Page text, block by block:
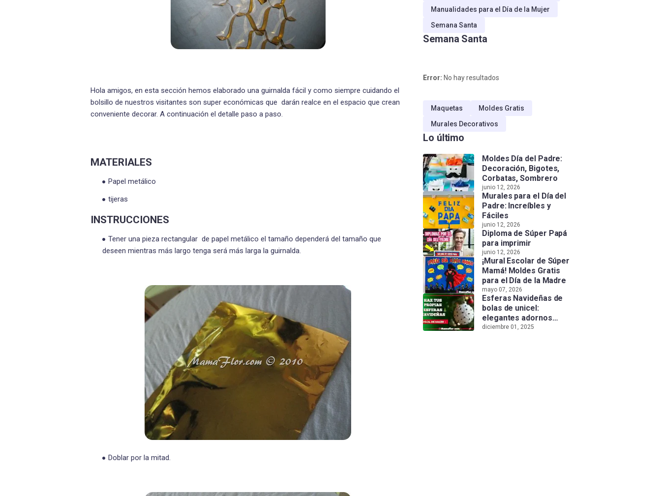
Hola amigos, en esta sección hemos elaborado una guirnalda fácil y como siempre cuidando el
bolsillo de nuestros visitantes son super económicas que darán realce en el espacio que crean
conveniente decorar. A continuación el detalle paso a paso.
MATERIALES
Papel metálico
tijeras
INSTRUCCIONES
Tener una pieza rectangular de papel metálico el tamaño dependerá del tamaño que
deseen mientras más largo tenga será más larga la guirnalda.
Doblar por la mitad.
Manualidades para el Día de la Mujer
Semana Santa
Semana Santa
Error: No hay resultados
Maquetas
Moldes Gratis
Murales Decorativos
Lo último
Moldes Día del Padre:
Decoración, Bigotes,
Corbatas, Sombrero
junio 12, 2026
Murales para el Día del
Padre: Increíbles y
Fáciles
junio 12, 2026
Diploma de Súper Papá
para imprimir
junio 12, 2026
¡Mural Escolar de Súper
Mamá! Moldes Gratis
para el Día de la Madre
mayo 07, 2026
Esferas Navideñas de
bolas de unicel:
elegantes adornos
hechos a mano
diciembre 01, 2025